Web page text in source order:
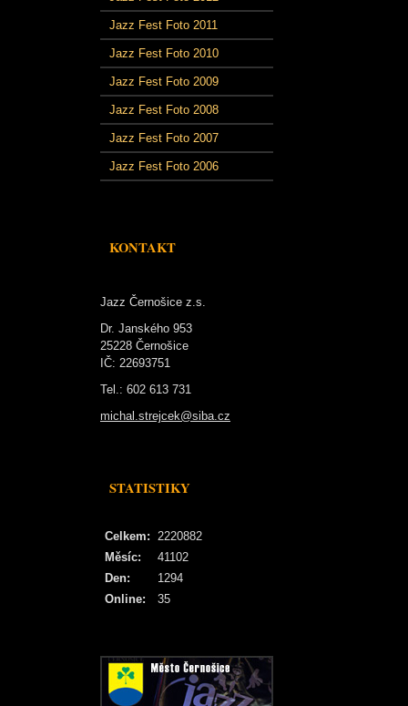
Jazz Fest Foto 2011
Jazz Fest Foto 2010
Jazz Fest Foto 2009
Jazz Fest Foto 2008
Jazz Fest Foto 2007
Jazz Fest Foto 2006
KONTAKT
Jazz Černošice z.s.
Dr. Janského 953
25228 Černošice
IČ: 22693751
Tel.: 602 613 731
michal.strejcek@siba.cz
STATISTIKY
Online: 35
Celkem: 2220882
Měsíc:
41102
Den:
1294